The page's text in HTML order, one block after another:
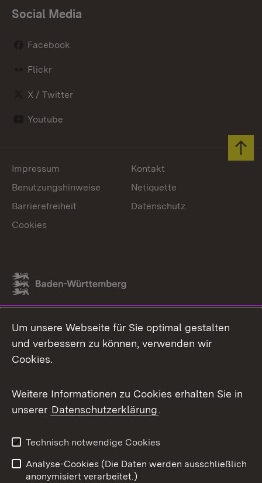
Social Media
Facebook
Flickr
X / Twitter
Youtube
Link zum Landesportal
Impressum
Kontakt
Benutzungshinweise
Netiquette
Barrierefreiheit
Datenschutz
Cookies
Um unsere Webseite für Sie optimal gestalten
und verbessern zu können, verwenden wir
Cookies.
Weitere Informationen zu Cookies erhalten Sie in
unserer Datenschutzerklärung.
Technisch notwendige Cookies
Analyse-Cookies (Die Daten werden ausschließlich
anonymisiert verarbeitet.)